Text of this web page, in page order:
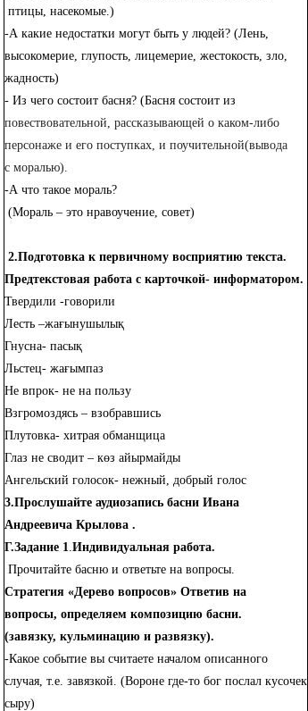
птицы, насекомые.)
-А какие недостатки могут быть у людей? (Лень,
высокомерие, глупость, лицемерие, жестокость, зло,
жадность)
- Из чего состоит басня? (Басня состоит из
повествовательной, рассказывающей о каком-либо
персонаже и его поступках, и поучительной(вывода
с моралью).
-А что такое мораль?
(Мораль – это нравоучение, совет)
2.Подготовка к первичному восприятию текста.
Предтекстовая работа с карточкой- информатором.
Твердили -говорили
Лесть –жағынушылық
Гнусна- пасық
Льстец- жағымпаз
Не впрок- не на пользу
Взгромоздясь – взобравшись
Плутовка- хитрая обманщица
Глаз не сводит – көз айырмайды
Ангельский голосок- нежный, добрый голос
3.Прослушайте аудиозапись басни Ивана
Андреевича Крылова .
Г.Задание 1.Индивидуальная работа.
Прочитайте басню и ответьте на вопросы.
Стратегия «Дерево вопросов» Ответив на
вопросы, определяем композицию басни.
(завязку, кульминацию и развязку).
-Какое событие вы считаете началом описанного
случая, т.е. завязкой. (Вороне где-то бог послал кусочек
сыру)